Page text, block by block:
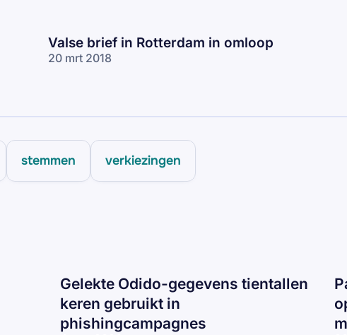
Valse brief in Rotterdam in omloop
20 mrt 2018
stemmen verkiezingen
Gelekte Odido-gegevens tientallen
keren gebruikt in
phishingcampagnes